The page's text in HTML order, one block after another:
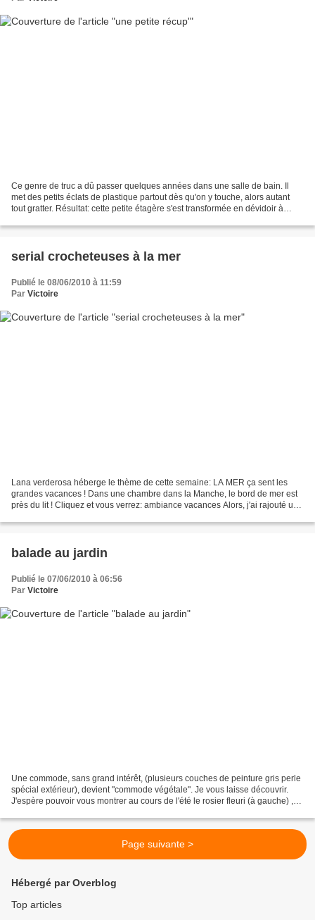
Ce genre de truc a dû passer quelques années dans une salle de bain. Il
met des petits éclats de plastique partout dès qu'on y touche, alors autant
tout gratter. Résultat: cette petite étagère s'est transformée en dévidoir à
serial crocheteuses à la mer
Publié le 08/06/2010 à 11:59
Par Victoire
Lana verderosa héberge le thème de cette semaine: LA MER ça sent les
grandes vacances ! Dans une chambre dans la Manche, le bord de mer est
près du lit ! Cliquez et vous verrez: ambiance vacances Alors, j'ai rajouté un
balade au jardin
Publié le 07/06/2010 à 06:56
Par Victoire
Une commode, sans grand intérêt, (plusieurs couches de peinture gris perle
spécial extérieur), devient "commode végétale". Je vous laisse découvrir.
J'espère pouvoir vous montrer au cours de l'été le rosier fleuri (à gauche) ,
Page suivante >
Hébergé par Overblog
Top articles